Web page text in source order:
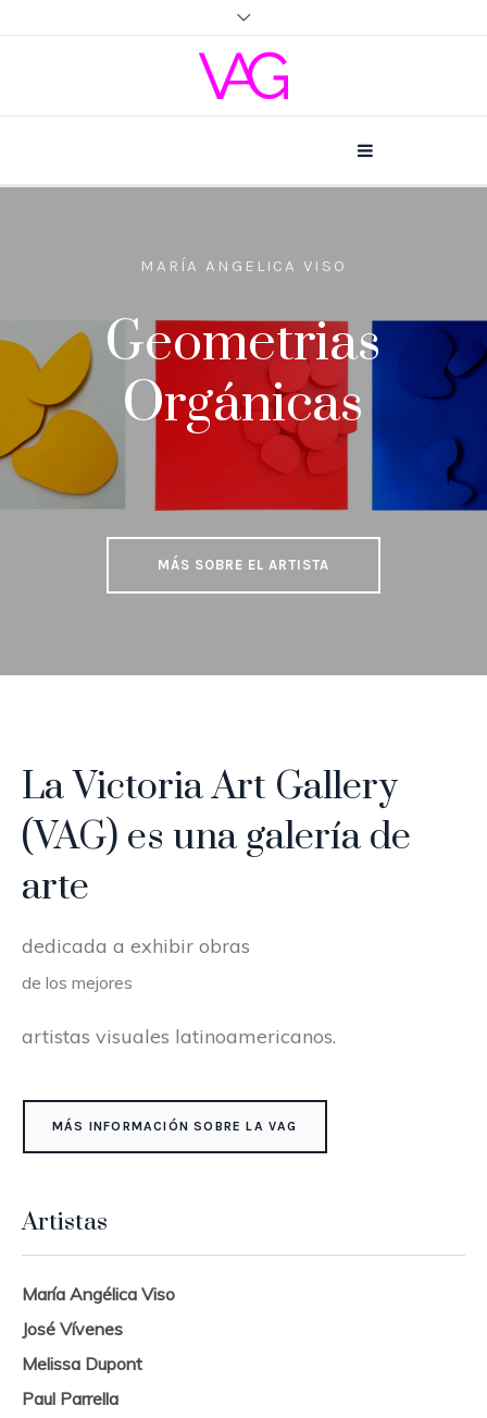
MÁS SOBRE EL ARTISTA
MARÍA ANGELICA VISO
Geometrias
Orgánicas
La Victoria Art Gallery
(VAG) es una galería de
arte
dedicada a exhibir obras
de los mejores
artistas visuales latinoamericanos.
MÁS INFORMACIÓN SOBRE LA VAG
Artistas
María Angélica Viso
José Vívenes
Melissa Dupont
Paul Parrella